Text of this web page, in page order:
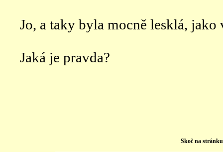
Jo, a taky byla mocně lesklá, jako
Jaká je pravda?
Skoč na